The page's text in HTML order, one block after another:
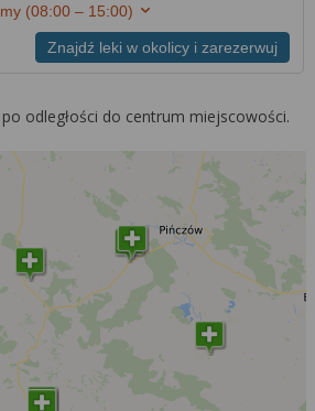
(08:00 – 15:00)
Znajdź leki w okolicy i zarezerwuj
odległości do centrum miejscowości.